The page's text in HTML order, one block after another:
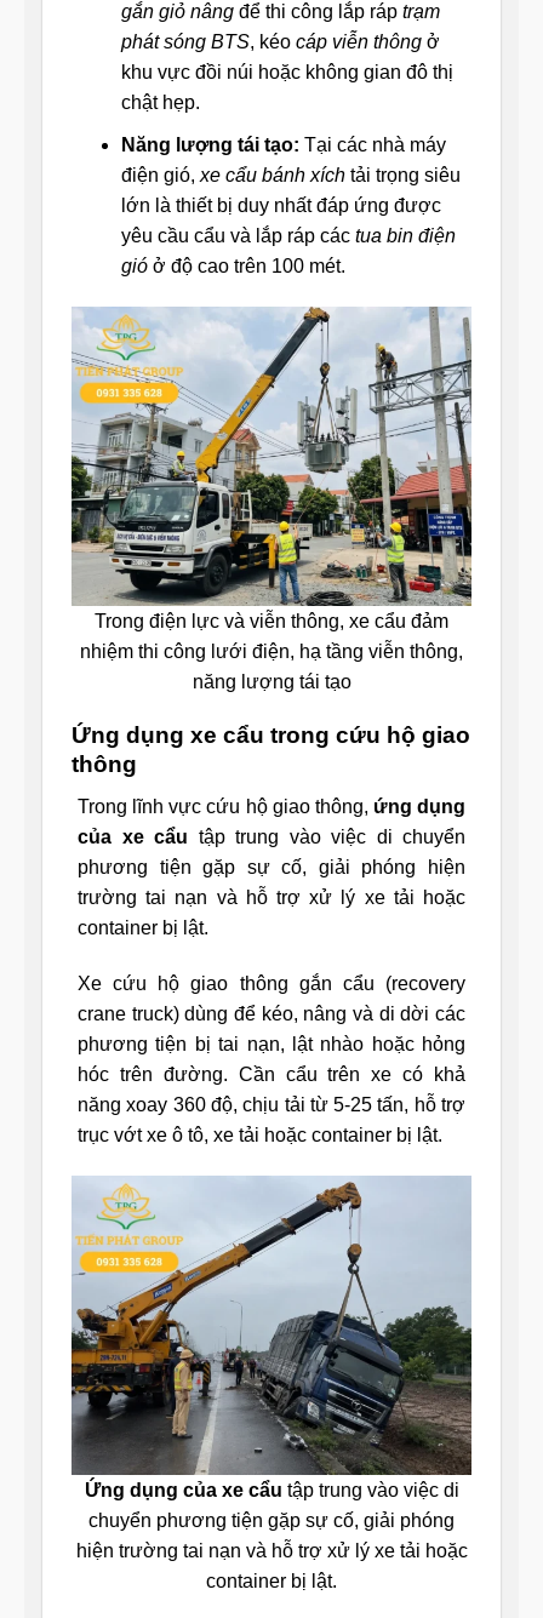
gắn giỏ nângđể thi công lắp ráp trạm
phát sóng BTS, kéo cáp viễn thôngở
khu vực đồi núi hoặc không gian đô thị
chật hẹp.
Năng lượng tái tạo: Tại các nhà máy
điện gió, xe cẩu bánh xíchtải trọng siêu
lớn là thiết bị duy nhất đáp ứng được
yêu cầu cẩu và lắp ráp các tua bin điện
gióở độ cao trên 100 mét.
Trong điện lực và viễn thông, xe cẩu đảm
nhiệm thi công lưới điện, hạ tầng viễn thông,
năng lượng tái tạo
Ứng dụng xe cẩu trong cứu hộ giao
thông
Trong lĩnh vực cứu hộ giao thông, ứng dụng
của xe cẩu tập trung vào việc di chuyển
phương tiện gặp sự cố, giải phóng hiện
trường tai nạn và hỗ trợ xử lý xe tải hoặc
container bị lật.
Xe cứu hộ giao thông gắn cẩu (recovery
crane truck) dùng để kéo, nâng và di dời các
phương tiện bị tai nạn, lật nhào hoặc hỏng
hóc trên đường. Cần cẩu trên xe có khả
năng xoay 360 độ, chịu tải từ 5-25 tấn, hỗ trợ
trục vớt xe ô tô, xe tải hoặc container bị lật.
Ứng dụng của xe cẩu tập trung vào việc di
chuyển phương tiện gặp sự cố, giải phóng
hiện trường tai nạn và hỗ trợ xử lý xe tải hoặc
container bị lật.